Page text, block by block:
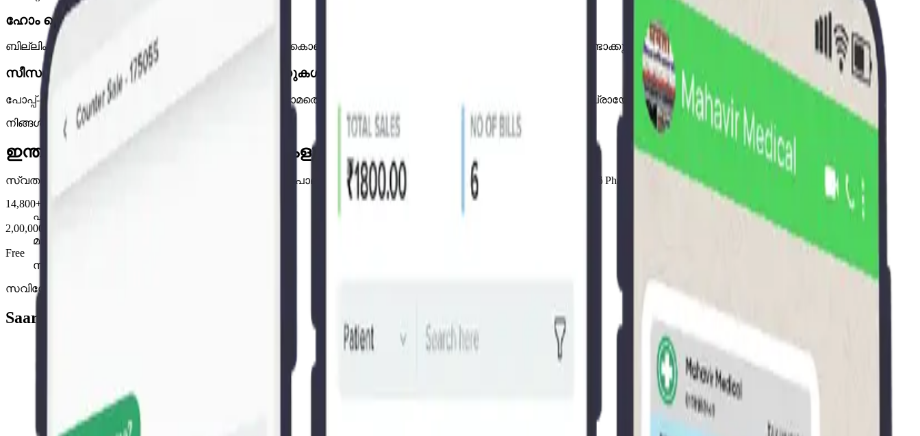
ഹോം ഡെലിവറി ബില്ലിംഗ് ഒരു കുഴപ്പമാണ്
ബില്ലിംഗ് ശേഷിയില്ലാത്ത ഡെലിവറി ജീവനക്കാർ കൈകൊണ്ടുള്ള പേപ്പർവർക്കും ഒത്തുനോക്കൽ തലവേദനയും ഉണ്ടാക്കുന്നു.
സീസണൽ അല്ലെങ്കിൽ താൽക്കാലിക കൗണ്ടറുകൾ സാധ്യമല്ല
പോപ്പ്-അപ്പ് കൗണ്ടറുകൾ, ഇവന്റുകൾ അല്ലെങ്കിൽ രണ്ടാമത്തെ ബില്ലിംഗ് പോയിന്റുകൾ ഹാർഡ്‌വെയർ ചെലവിൽ പ്രായോഗികമല്ല.
നിങ്ങൾ നല്ല കൂട്ടത്തിലാണ്
ഇന്ത്യയിലുടനീളം 14,800+ ഫാർമസികളുടെ വിശ്വാസം
സ്വതന്ത്ര കൗണ്ടറുകൾ മുതൽ Emami Frank Ross, DMart പോലുള്ള പേരുകൾ വരെ, രാജ്യത്തുടനീളമുള്ള ഫാർമസികൾ Pharmacy Pro-യിൽ പ്രവർത്തിക്കുന്നു.
14,800+
ഫാർമസികളും ഗ്രൂപ്പ് ഉപയോക്താക്കളും
2,00,000+
മാസ്റ്ററിലെ ഉൽപ്പന്നങ്ങൾ
Free
സൗജന്യ മൈഗ്രേഷനും ഓൺബോർഡിംഗും
സവിശേഷതകൾ
Saarthi App
ഹാർഡ്‌വെയറിൽ ₹45,000+ ലാഭിക്കുക
ഒരു കമ്പ്യൂട്ടറും സ്കാനറും നിങ്ങളുടെ ഫോൺ കൊണ്ട് മാറ്റിസ്ഥാപിക്കുക.